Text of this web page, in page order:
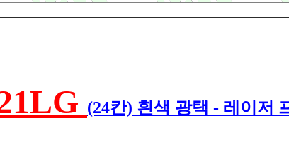
(24칸) 흰색 광택 - 레이저